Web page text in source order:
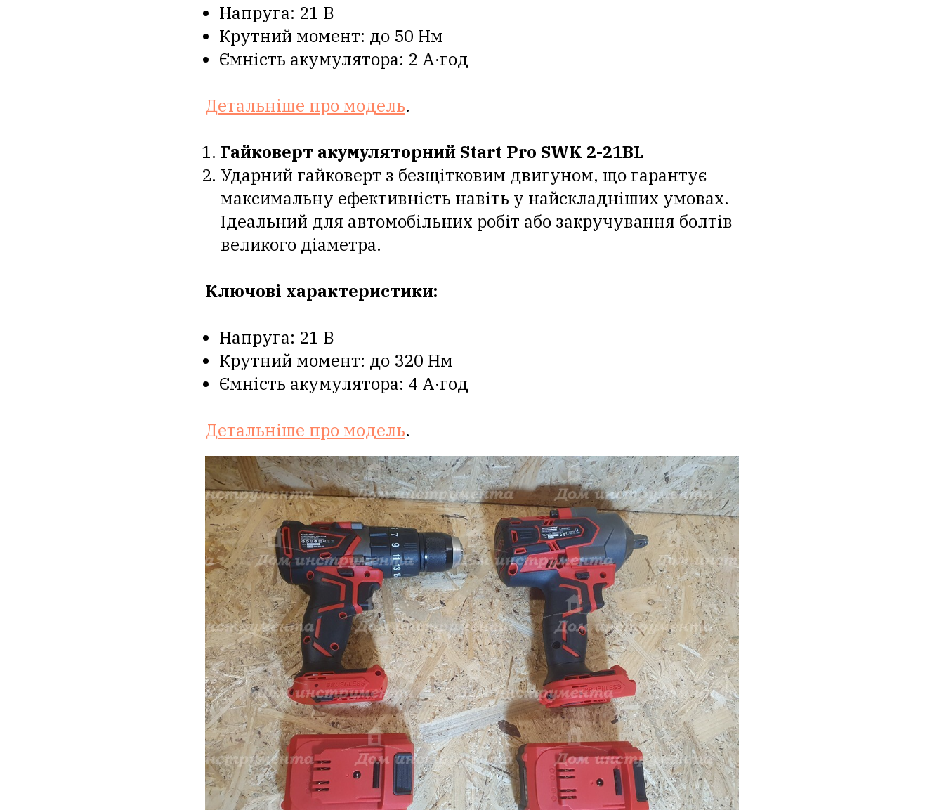
Напруга: 21 В
Крутний момент: до 50 Нм
Ємність акумулятора: 2 А·год
Детальніше про модель.
Гайковерт акумуляторний Start Pro SWK 2-21BL
Ударний гайковерт з безщітковим двигуном, що гарантує
максимальну ефективність навіть у найскладніших умовах.
Ідеальний для автомобільних робіт або закручування болтів
великого діаметра.
Ключові характеристики:
Напруга: 21 В
Крутний момент: до 320 Нм
Ємність акумулятора: 4 А·год
Детальніше про модель.